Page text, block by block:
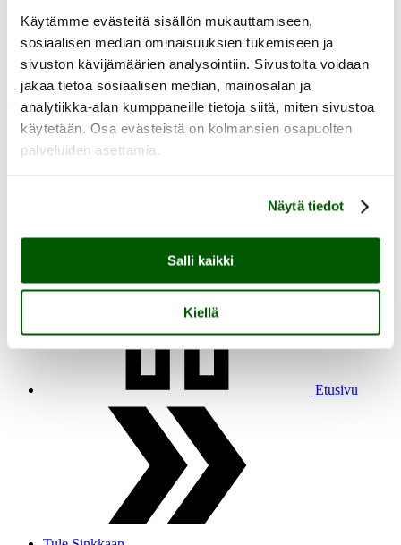
Käytämme evästeitä sisällön mukauttamiseen,
sosiaalisen median ominaisuuksien tukemiseen ja
sivuston kävijämäärien analysointiin. Sivustolta voidaan
jakaa tietoa sosiaalisen median, mainosalan ja
analytiikka-alan kumppaneille tietoja siitä, miten sivustoa
käytetään. Osa evästeistä on kolmansien osapuolten
palveluiden asettamia.
Näytä tiedot
Salli kaikki
Kiellä
Virtuaalimuseo
fien
Etusivu